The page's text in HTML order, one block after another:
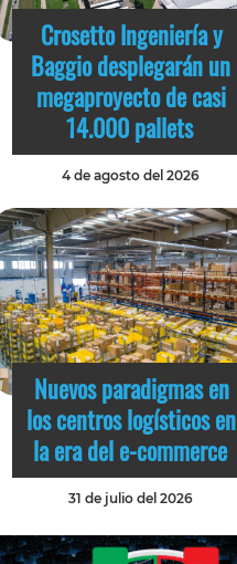
Crosetto Ingeniería y
Baggio desplegarán un
megaproyecto de casi
14.000 pallets
4 de agosto del 2026
Nuevos paradigmas en
los centros logísticos en
la era del e-commerce
31 de julio del 2026